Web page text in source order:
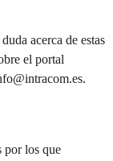
acerca de estas
el portal
por los que